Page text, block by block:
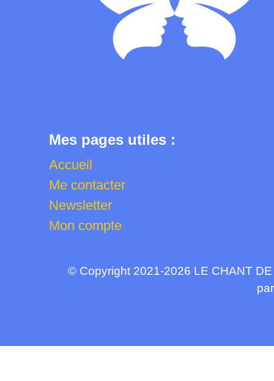
Mes pages utiles :
Accueil
Me contacter
Newsletter
Mon compte
© Copyright 2021-2026 LE CHANT